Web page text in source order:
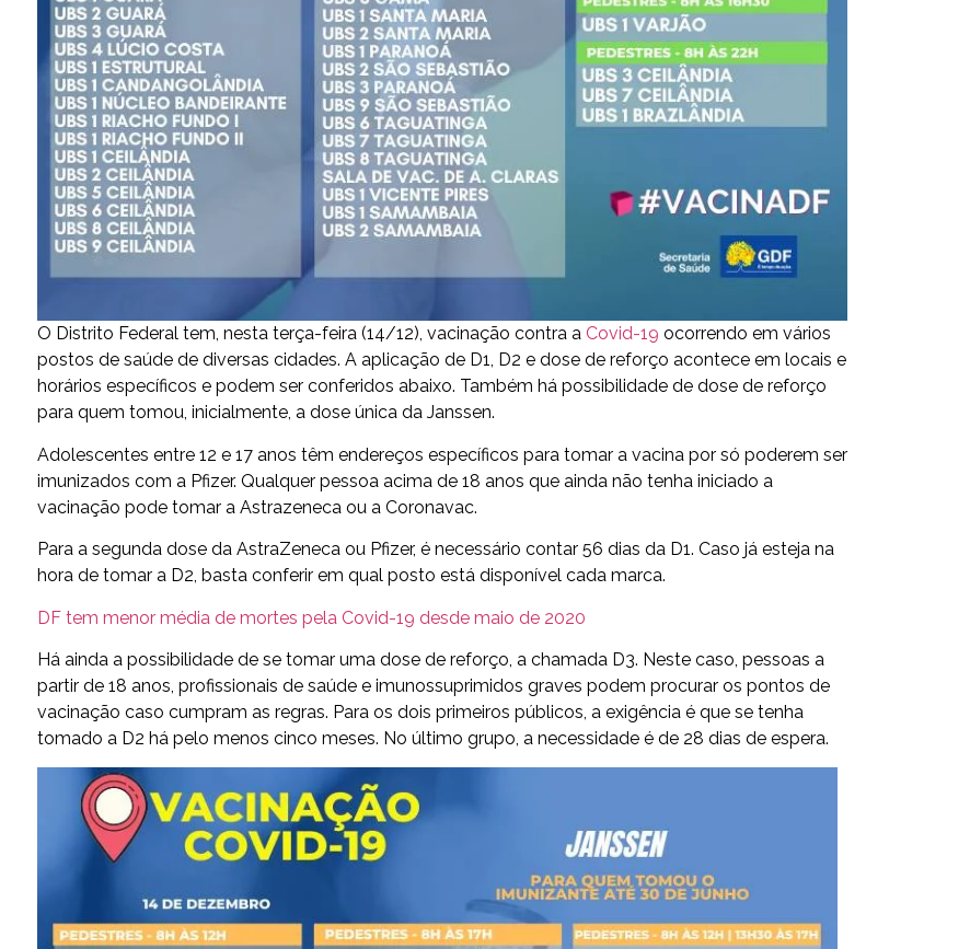
O Distrito Federal tem, nesta terça-feira (14/12), vacinação contra a Covid-19 ocorrendo em vários
postos de saúde de diversas cidades. A aplicação de D1, D2 e dose de reforço acontece em locais e
horários específicos e podem ser conferidos abaixo. Também há possibilidade de dose de reforço
para quem tomou, inicialmente, a dose única da Janssen.
Adolescentes entre 12 e 17 anos têm endereços específicos para tomar a vacina por só poderem ser
imunizados com a Pfizer. Qualquer pessoa acima de 18 anos que ainda não tenha iniciado a
vacinação pode tomar a Astrazeneca ou a Coronavac.
Para a segunda dose da AstraZeneca ou Pfizer, é necessário contar 56 dias da D1. Caso já esteja na
hora de tomar a D2, basta conferir em qual posto está disponível cada marca.
DF tem menor média de mortes pela Covid-19 desde maio de 2020
Há ainda a possibilidade de se tomar uma dose de reforço, a chamada D3. Neste caso, pessoas a
partir de 18 anos, profissionais de saúde e imunossuprimidos graves podem procurar os pontos de
vacinação caso cumpram as regras. Para os dois primeiros públicos, a exigência é que se tenha
tomado a D2 há pelo menos cinco meses. No último grupo, a necessidade é de 28 dias de espera.